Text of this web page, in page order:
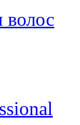
волос